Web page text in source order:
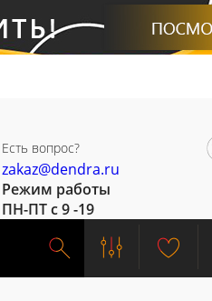
Есть вопрос?
zakaz@dendra.ru
Режим работы
ПН-ПТ с 9 -19